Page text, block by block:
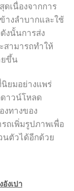
เนื่องจากการ
งลำบากและใช้
งนั้นการส่ง
สามารถทำให้
ขึ้น
นิยมอย่างแพร่
าวน์โหลด
งทางของ
ถเพิ่มรูปภาพเพื่อ
นตัวได้อีกด้วย
งเปา